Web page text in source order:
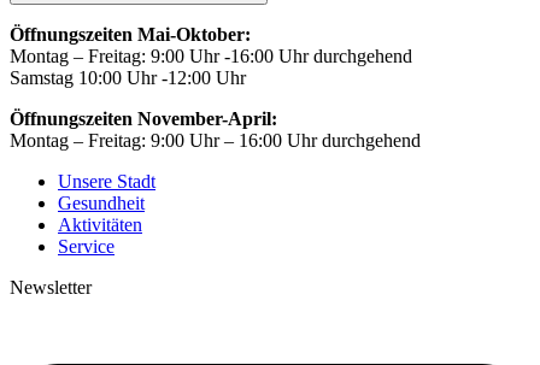
Öffnungszeiten Mai-Oktober:
Montag – Freitag: 9:00 Uhr -16:00 Uhr durchgehend
Samstag 10:00 Uhr -12:00 Uhr
Öffnungszeiten November-April:
Montag – Freitag: 9:00 Uhr – 16:00 Uhr durchgehend
Unsere Stadt
Gesundheit
Aktivitäten
Service
Newsletter